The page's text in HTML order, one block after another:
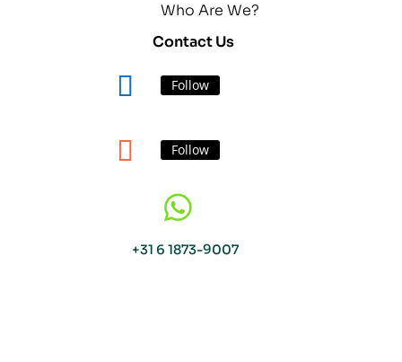
Who Are We?
Contact Us
Follow
Follow

+31 6 1873-9007